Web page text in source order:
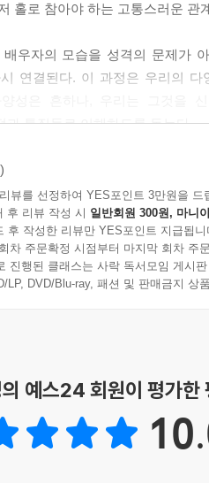
홀로 참아야 하는 고통스러운
우자의 모습을 성격의 문제가
연결된다. 이 과정은 우리의
과 특징들로 이해하도록 돕는다.
양성을 다룬 대중서가 많지만,
면서, 이해의 폭이 넓어지고 있
고, 가족과 사회적 관계에서도
져야 한다. 이 책은 반려자의 시
특징’으로 재정의해 이야기한다.
측 가능성과 논리적 접근의 이유
히, 자폐, ADHD 등의 성향이 있는
다.
뷰를 선정하여 YES포인트 3만원을 드
후 리뷰 작성 시 일반회원 300원, 마니
후 작성한 리뷰만 YES포인트 지급됩니
차 주문확정 시점부터 마지막 회차 주
진행된 클래스는 사락 독서모임 게시
LP, DVD/Blu-ray, 패션 및 판매금지 상
예스24 회원이 평가한